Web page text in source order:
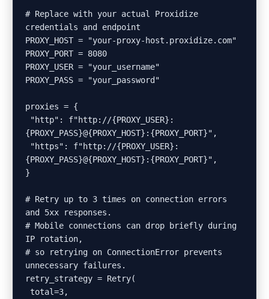
# Replace with your actual Proxidize
credentials and endpoint
PROXY_HOST = "your-proxy-host.proxidize.com"
PROXY_PORT = 8080
PROXY_USER = "your_username"
PROXY_PASS = "your_password"
proxies = {
{PROXY_PASS}@{PROXY_HOST}:{PROXY_PORT}",
{PROXY_PASS}@{PROXY_HOST}:{PROXY_PORT}",
}
# Retry up to 3 times on connection errors
and 5xx responses.
# Mobile connections can drop briefly during
IP rotation,
# so retrying on ConnectionError prevents
unnecessary failures.
retry_strategy = Retry(